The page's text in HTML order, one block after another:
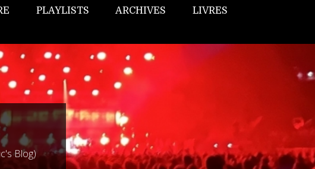
PLAYLISTS ARCHIVES LIVRES
Blog)